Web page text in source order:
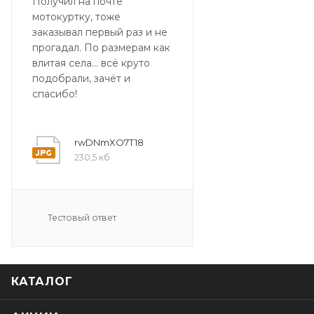
мотокуртку, тоже
заказывал первый раз и не
прогадал. По размерам как
влитая села... всё круто
подобрали, зачёт и
спасибо!
rwDNmXO7T18
230,5 кб
Тестовый ответ
КАТАЛОГ